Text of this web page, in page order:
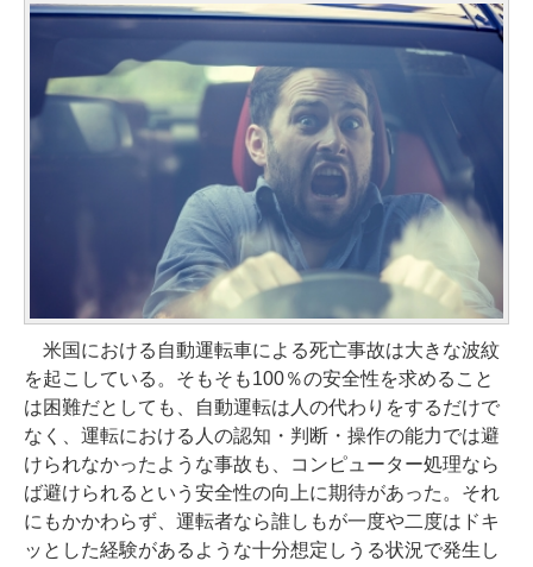
米国における自動運転車による死亡事故は大きな波紋
を起こしている。そもそも100％の安全性を求めること
は困難だとしても、自動運転は人の代わりをするだけで
なく、運転における人の認知・判断・操作の能力では避
けられなかったような事故も、コンピューター処理なら
ば避けられるという安全性の向上に期待があった。それ
にもかかわらず、運転者なら誰しもが一度や二度はドキ
ッとした経験があるような十分想定しうる状況で発生し